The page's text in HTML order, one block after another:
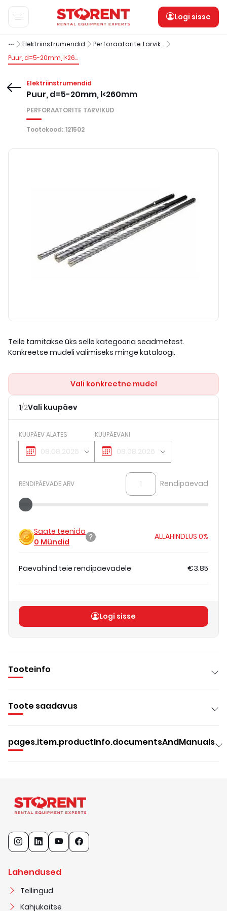
Logi sisse
Elektriinstrumendid
Perforaatorite tarvikud
Puur, d=5-20mm, l<260mm
Elektriinstrumendid
Puur, d=5-20mm, l<260mm
PERFORAATORITE TARVIKUD
Tootekood: 121502
Teile tarnitakse üks selle kategooria seadmetest.
Konkreetse mudeli valimiseks minge kataloogi.
Vali konkreetne mudel
1/2Vali kuupäev
KUUPÄEV ALATES KUUPÄEVANI
RENDIPÄEVADE ARV Rendipäevad
Saate teenida
0 Mündid
ALLAHINDLUS 0%
Päevahind teie rendipäevadele €3.85
Logi sisse
Tooteinfo
Toote saadavus
pages.item.productInfo.documentsAndManuals
Lahendused
Tellingud
Kahjukaitse